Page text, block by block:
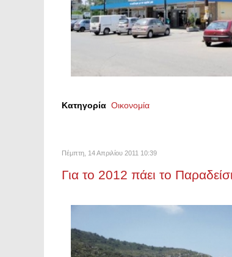
Κατηγορία Οικονομία
Πέμπτη, 14 Απριλίου 2011 10:39
Για το 2012 πάει το